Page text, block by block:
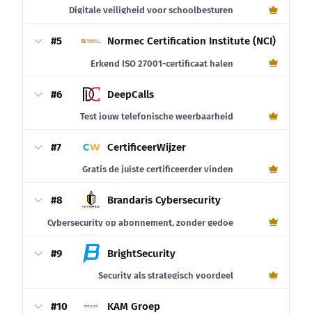
Digitale veiligheid voor schoolbesturen
#5 Normec Certification Institute (NCI)
Erkend ISO 27001-certificaat halen
#6 DeepCalls
Test jouw telefonische weerbaarheid
#7 CertificeerWijzer
Gratis de juiste certificeerder vinden
#8 Brandaris Cybersecurity
Cybersecurity op abonnement, zonder gedoe
#9 BrightSecurity
Security als strategisch voordeel
#10 KAM Groep